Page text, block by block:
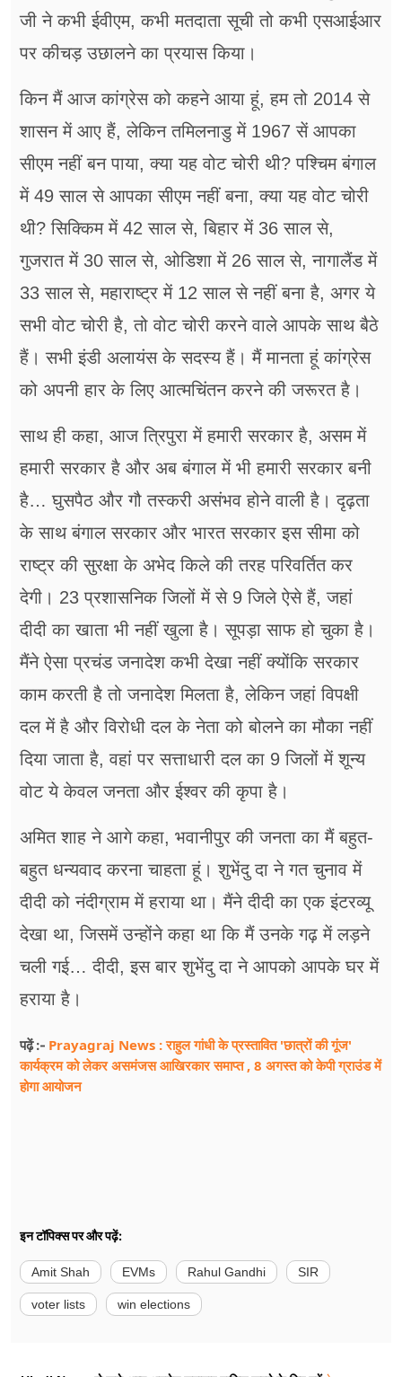
जी ने कभी ईवीएम, कभी मतदाता सूची तो कभी एसआईआर
पर कीचड़ उछालने का प्रयास किया।
किन मैं आज कांग्रेस को कहने आया हूं, हम तो 2014 से
शासन में आए हैं, लेकिन तमिलनाडु में 1967 सें आपका
सीएम नहीं बन पाया, क्या यह वोट चोरी थी? पश्चिम बंगाल
में 49 साल से आपका सीएम नहीं बना, क्या यह वोट चोरी
थी? सिक्किम में 42 साल से, बिहार में 36 साल से,
गुजरात में 30 साल से, ओडिशा में 26 साल से, नागालैंड में
33 साल से, महाराष्ट्र में 12 साल से नहीं बना है, अगर ये
सभी वोट चोरी है, तो वोट चोरी करने वाले आपके साथ बैठे
हैं। सभी इंडी अलायंस के सदस्य हैं। मैं मानता हूं कांग्रेस
को अपनी हार के लिए आत्मचिंतन करने की जरूरत है।
साथ ही कहा, आज त्रिपुरा में हमारी सरकार है, असम में
हमारी सरकार है और अब बंगाल में भी हमारी सरकार बनी
है… घुसपैठ और गौ तस्करी असंभव होने वाली है। दृढ़ता
के साथ बंगाल सरकार और भारत सरकार इस सीमा को
राष्ट्र की सुरक्षा के अभेद किले की तरह परिवर्तित कर
देगी। 23 प्रशासनिक जिलों में से 9 जिले ऐसे हैं, जहां
दीदी का खाता भी नहीं खुला है। सूपड़ा साफ हो चुका है।
मैंने ऐसा प्रचंड जनादेश कभी देखा नहीं क्योंकि सरकार
काम करती है तो जनादेश मिलता है, लेकिन जहां विपक्षी
दल में है और विरोधी दल के नेता को बोलने का मौका नहीं
दिया जाता है, वहां पर सत्ताधारी दल का 9 जिलों में शून्य
वोट ये केवल जनता और ईश्वर की कृपा है।
अमित शाह ने आगे कहा, भवानीपुर की जनता का मैं बहुत-
बहुत धन्यवाद करना चाहता हूं। शुभेंदु दा ने गत चुनाव में
दीदी को नंदीग्राम में हराया था। मैंने दीदी का एक इंटरव्यू
देखा था, जिसमें उन्होंने कहा था कि मैं उनके गढ़ में लड़ने
चली गई… दीदी, इस बार शुभेंदु दा ने आपको आपके घर में
हराया है।
पढ़ें :- Prayagraj News : राहुल गांधी के प्रस्तावित 'छात्रों की गूंज'
कार्यक्रम को लेकर असमंजस आखिरकार समाप्त , 8 अगस्त को केपी ग्राउंड में
होगा आयोजन
इन टॉपिक्स पर और पढ़ें:
Amit Shah EVMs Rahul Gandhi SIR
voter lists win elections